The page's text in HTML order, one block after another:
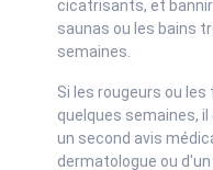
cicatrisants, et
saunas ou les bains
semaines.
Si les rougeurs ou
quelques semaines,
un second avis
dermatologue ou